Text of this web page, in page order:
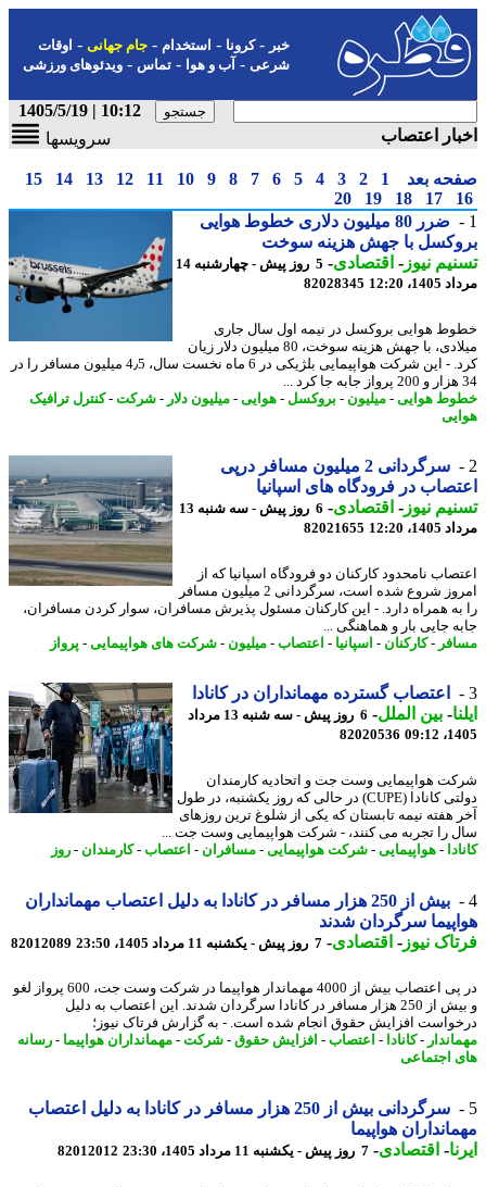
-کرونا-استخدام- جام جهانی-اوقات
شرعی-آب و هوا-تماس-ویدئوهای ورزشی
10:12 | 1405/5/19
اعتصاب
سرویسها
بعد 1
2
3
4
5
6
7
8
9
10
11
12
13
14
15
17
18
19
20
ضرر 80 میلیون دلاری خطوط هوایی
با جهش هزینه سوخت
نیوز-اقتصادی-
5 روز پیش - چهارشنبه 14
12:20
82028345
هوایی بروکسل در نیمه اول سال جاری
میلادی، با جهش هزینه سوخت، 80 میلیون دلار زیان
کرد. - این شرکت هواپیمایی بلژیکی در 6 ماه نخست سال، 4٫5 میلیون مسافر را در
هوایی- میلیون-بروکسل-هوایی- میلیون دلار-شرکت-کنترل ترافیک
سرگردانی 2 میلیون مسافر درپی
در فرودگاه های اسپانیا
نیوز-اقتصادی-
6 روز پیش - سه شنبه 13
12:20
82021655
نامحدود کارکنان دو فرودگاه اسپانیا که از
امروز شروع شده است، سرگردانی 2 میلیون مسافر
همراه دارد. - این کارکنان مسئول پذیرش مسافران، سوار کردن مسافران،
جایی بار و هماهنگی ...
-کارکنان-اسپانیا-اعتصاب-میلیون-شرکت های هواپیمایی-پرواز
اعتصاب گسترده مهمانداران در کانادا
-بین الملل-
6 روز پیش - سه شنبه 13 مرداد
82020536
هواپیمایی وست جت و اتحادیه کارمندان
دولتی کانادا (CUPE) در حالی که روز یکشنبه، در طول
هفته نیمه تابستان که یکی از شلوغ ترین روزهای
را تجربه می کنند، - شرکت هواپیمایی وست جت ...
-هواپیمایی-شرکت هواپیمایی-مسافران- اعتصاب-کارمندان- روز
بیش از 250 هزار مسافر در کانادا به دلیل اعتصاب مهمانداران
سرگردان شدند
نیوز-اقتصادی-7 روز پیش - یکشنبه 11 مرداد 1405، 23:50 82012089
در پی اعتصاب بیش از 4000 مهماندار هواپیما در شرکت وست جت، 600 پرواز لغو
و بیش از 250 هزار مسافر در کانادا سرگردان شدند. این اعتصاب به دلیل
افزایش حقوق انجام شده است. - به گزارش فرتاک نیوز؛
-کانادا-اعتصاب-افزایش حقوق-شرکت-مهمانداران هواپیما -رسانه
اجتماعی
سرگردانی بیش از 250 هزار مسافر در کانادا به دلیل اعتصاب
هواپیما
-اقتصادی-7 روز پیش - یکشنبه 11 مرداد 1405، 23:30 82012012